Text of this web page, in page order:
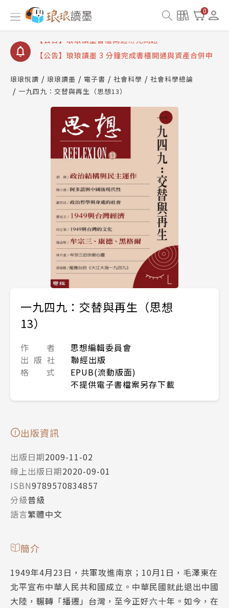
0
【公告】琅琅讀墨數位閱讀資產合併與書櫃開通申請
【公告】琅琅讀墨書櫃開通常見問題
【公告】琅琅讀墨 3 分鐘完成書櫃開通與資產合併申
請圖文教學
查詢
【公告】琅琅讀墨數位閱讀資產合併與書櫃開通申請
琅琅悅讀 琅琅讀墨 電子書 社會科學
社會科學總論
一九四九：交替與再生（思想13）
一九四九：交替與再生（思想
13）
作 者
思想編輯委員會
出 版 社
聯經出版
格 式
EPUB(流動版面)
不提供電子書檔案另存下載
出版資訊
出版日期2009-11-02
線上出版日期2020-09-01
ISBN9789570834857
分級普級
語言繁體中文
簡介
1949年4月23日，共軍攻進南京；10月1日，毛澤東在
北平宣布中華人民共和國成立。中華民國就此退出中國
大陸，輾轉「播遷」台灣，至今正好六十年。如今，在